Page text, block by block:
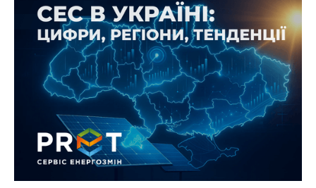
Як змінився попит на сонячні
електростанції в Україні у 2025
році: цифри, регіони, тенденції
За перше півріччя 2025 року український ринок
сонячної енергетики продовжив активний
розвиток, демонструючи стабільне зростання
потужностей розподіленої генерації.